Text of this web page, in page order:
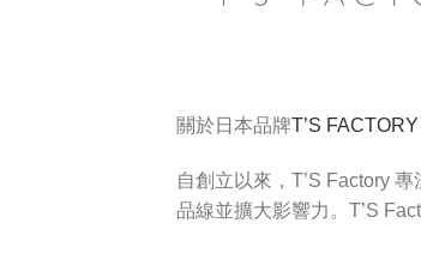
關於日本品牌T’S FACTORY
自創立以來，T’S Factory
品線並擴大影響力。T’S